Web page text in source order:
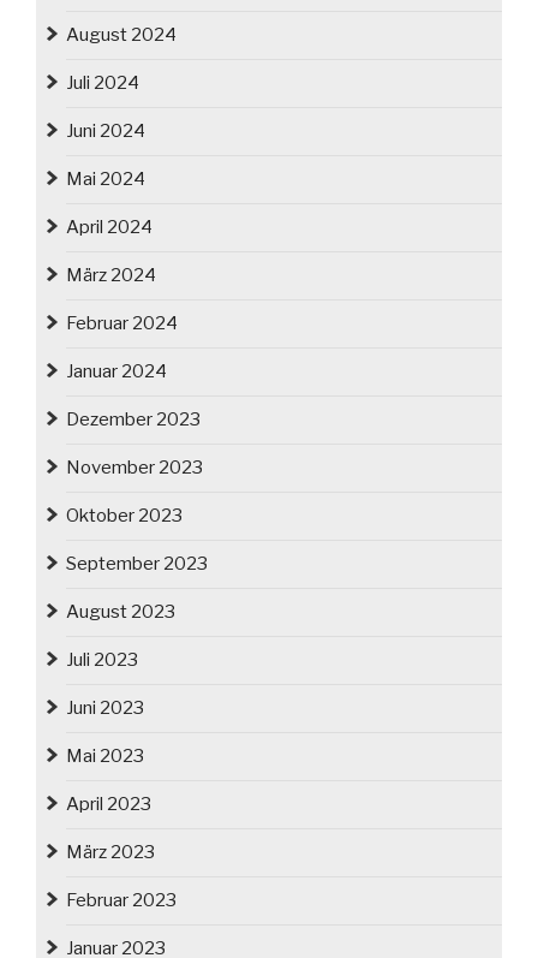
August 2024
Juli 2024
Juni 2024
Mai 2024
April 2024
März 2024
Februar 2024
Januar 2024
Dezember 2023
November 2023
Oktober 2023
September 2023
August 2023
Juli 2023
Juni 2023
Mai 2023
April 2023
März 2023
Februar 2023
Januar 2023